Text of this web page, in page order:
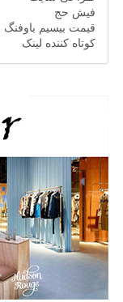
فیش حج
قیمت بیسیم باوفنگ
کوتاه کننده لینک